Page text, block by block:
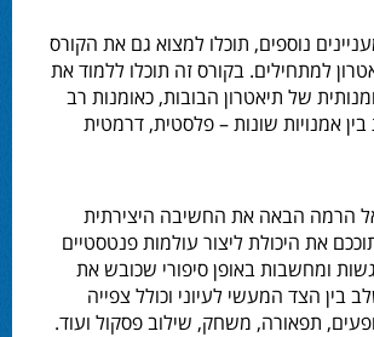
נוספים, תוכלו למצוא גם את הקורס
למתחילים. בקורס זה תוכלו ללמוד את
של תיאטרון הבובות, כאומנות רב
אמנויות שונות – פלסטית, דרמטית
הרמה הבאה את החשיבה היצירתית
את היכולת ליצור עולמות פנטסטיים
ומחשבות באופן סיפורי שכובש את
בין הצד המעשי לעיוני וכולל צפייה
תפאורה, משחק, שילוב פסקול ועוד.